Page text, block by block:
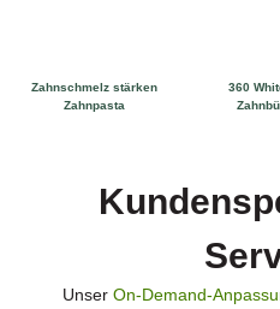
Zahnschmelz stärken
Zahnpasta
360
Unser On-Demand-